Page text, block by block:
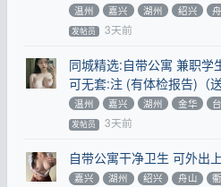
温州
嘉兴 湖州 绍兴
发帖员 3天前
同城精选:自带公寓 兼职
可无套:注 (有体检报告)（
温州
嘉兴 湖州 金华
发帖员 3天前
自带公寓干净卫生 可外出
嘉兴
湖州 绍兴 舟山